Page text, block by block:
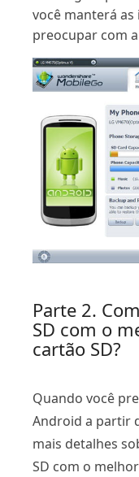
você manterá
preocupar com
Parte 2.
SD com o
cartão SD?
Quando você
Android a partir
mais detalhes
SD com o